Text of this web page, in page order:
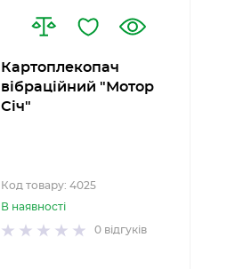
Картоплекопач
вібраційний "Мотор
Січ"
Код товару: 4025
В наявності
0 відгуків